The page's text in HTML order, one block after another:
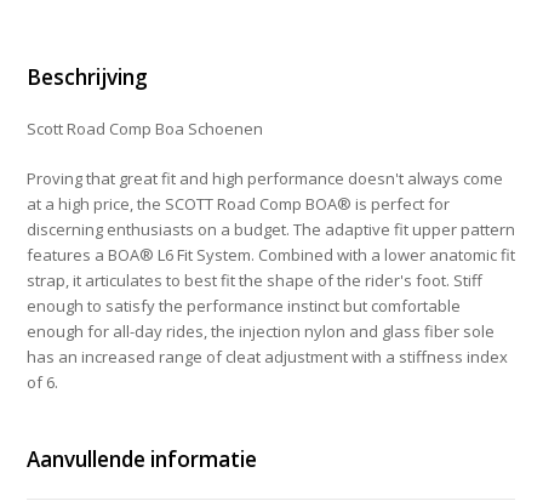
aantal
Beschrijving
Scott Road Comp Boa Schoenen
Proving that great fit and high performance doesn't always come
at a high price, the SCOTT Road Comp BOA® is perfect for
discerning enthusiasts on a budget. The adaptive fit upper pattern
features a BOA® L6 Fit System. Combined with a lower anatomic fit
strap, it articulates to best fit the shape of the rider's foot. Stiff
enough to satisfy the performance instinct but comfortable
enough for all-day rides, the injection nylon and glass fiber sole
has an increased range of cleat adjustment with a stiffness index
of 6.
Aanvullende informatie